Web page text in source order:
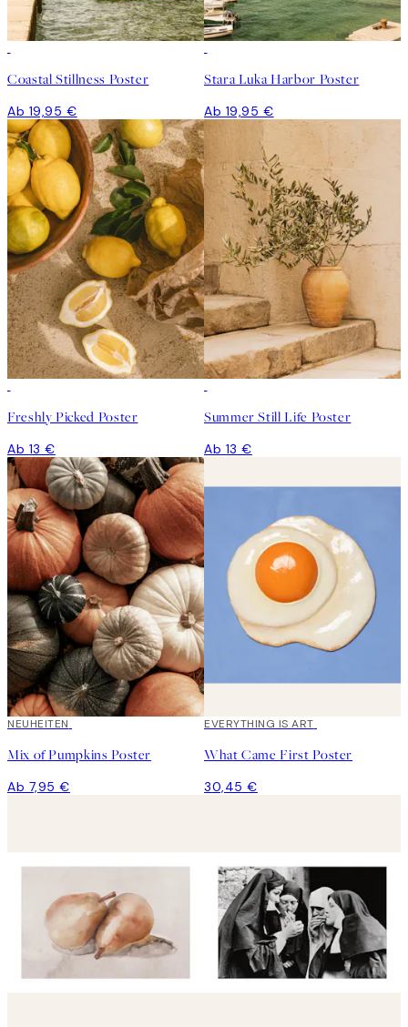
Coastal Stillness Poster
Ab 19,95 €
Stara Luka Harbor Poster
Ab 19,95 €
Freshly Picked Poster
Ab 13 €
Summer Still Life Poster
Ab 13 €
NEUHEITEN
Mix of Pumpkins Poster
Ab 7,95 €
EVERYTHING IS ART
What Came First Poster
30,45 €